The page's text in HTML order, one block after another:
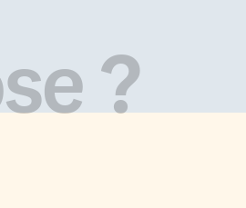
par la contribution qu’elles ont
apportée au rayonnement des arts
et des lettres dans le monde. En
remettant les insignes […]
?